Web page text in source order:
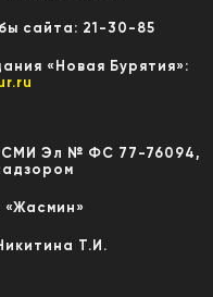
сайта: 21-30-85
«Новая Бурятия»:
СМИ Эл № ФС 77-76094,
Т.И.